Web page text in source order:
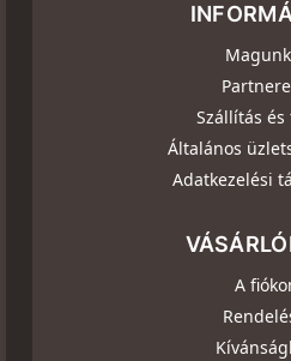
Szállítás és
Általános
Adatkezelési
A